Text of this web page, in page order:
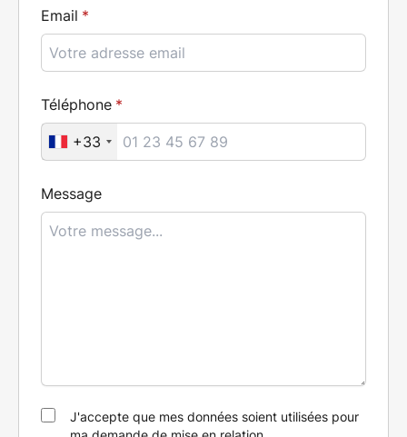
Email
Téléphone
+33
Message
J'accepte que mes données soient utilisées pour